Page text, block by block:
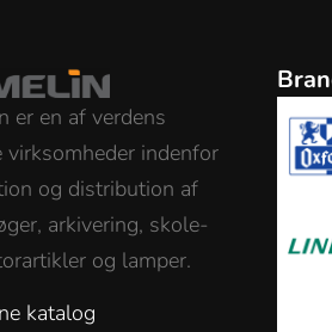
er en af verdens
virksomheder indenfor
og distribution af
arkivering, skole-
og lamper.
katalog